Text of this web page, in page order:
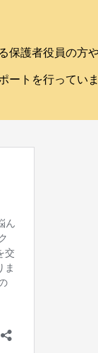
保護者役員の方
ートを行ってい